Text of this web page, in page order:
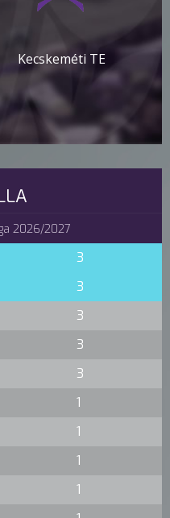
Kecskeméti TE
2026/2027
3
3
3
3
3
1
1
1
1